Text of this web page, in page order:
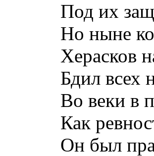
Под их
Но ныне
Херасков
Бдил всех
Во веки в
Как
Он был